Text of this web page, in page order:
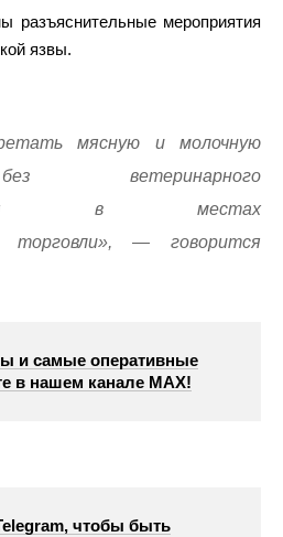
разъяснительные мероприятия
язвы.
мясную и молочную
ветеринарного
в местах
торговли», — говорится
и самые оперативные
в нашем канале МАХ!
чтобы быть